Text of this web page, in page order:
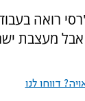
רואה
מעצבת
דווחו לנו